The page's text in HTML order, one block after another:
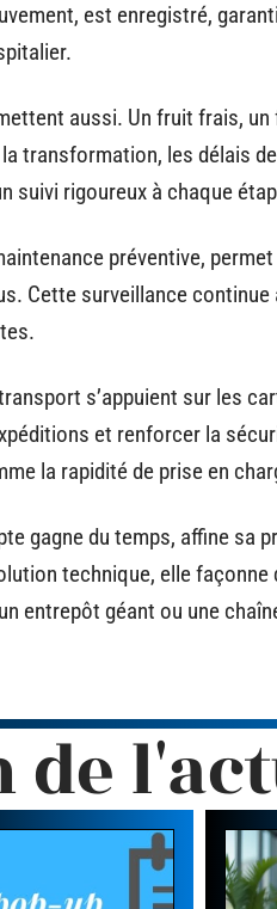
est enregistré,
aussi. Un fruit frais, un
transformation, les délais
suivi rigoureux à chaque
préventive,
Cette surveillance continue
s’appuient sur les
et renforcer la
la rapidité de prise en
gagne du temps, affine sa
technique, elle façonne
entrepôt géant ou une
de